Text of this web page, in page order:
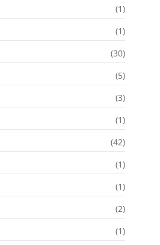
(1)
(1)
(30)
(5)
(3)
(1)
(42)
(1)
(1)
(2)
(1)